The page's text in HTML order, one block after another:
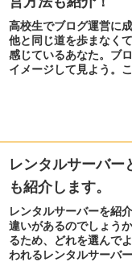
高校生でブログ運営に
他と同じ道を歩まなく
感じているあなた。ブ
イメージして見よう。
レンタルサーバー
も紹介します。
レンタルサーバーを紹
違いがあるのでしょう
るため、どれを選んで
われるレンタルサーバ